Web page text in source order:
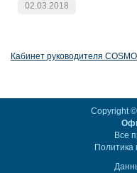
02.03.2018
Кабинет руководителя COSMO
Copyright
Все
Политика